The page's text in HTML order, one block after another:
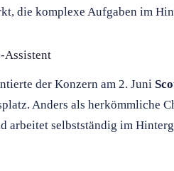
die komplexe Aufgaben im
Assistent
der Konzern am 2. Juni
Anders als herkömmliche
arbeitet selbstständig im